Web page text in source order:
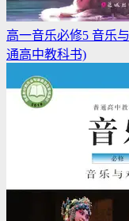
高一音乐必修5 音乐
通高中教科书)